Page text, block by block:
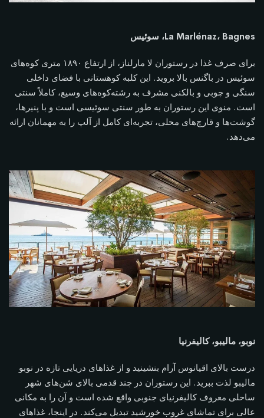
La Marlénaz، Bagnes، سوئیس
برای صرف غذا در رستوران لا مارلناز، از ارتفاع ۱۸۹۰ متری کوه‌های
سوئیس در باگنس بالا بروید. این کلبه کوهستانی با فضای داخلی
سنگی و چوبی و بالکنی مشرف به رشته‌کوه‌های وسیع، کاملاً سنتی
است. منوی این رستوران به طور سنتی سوئیسی است و با پنیرها،
گوشت‌ها و قارچ‌های محلی، تجربه‌ای کامل از آلپ را به مهمانان ارائه
می‌دهد.
نوبو، مالیبو، کالیفرنیا
درست بالای اقیانوس آرام بنشینید و از غذاهای دریایی تازه در نوبو
مالیبو لذت ببرید. این رستوران در چند قدمی بالای شن‌های شهر
ساحلی معروف کالیفرنیای جنوبی واقع شده است و آن را به مکانی
عالی برای تماشای غروب خورشید تبدیل می‌کند. در اینجا، غذاهای